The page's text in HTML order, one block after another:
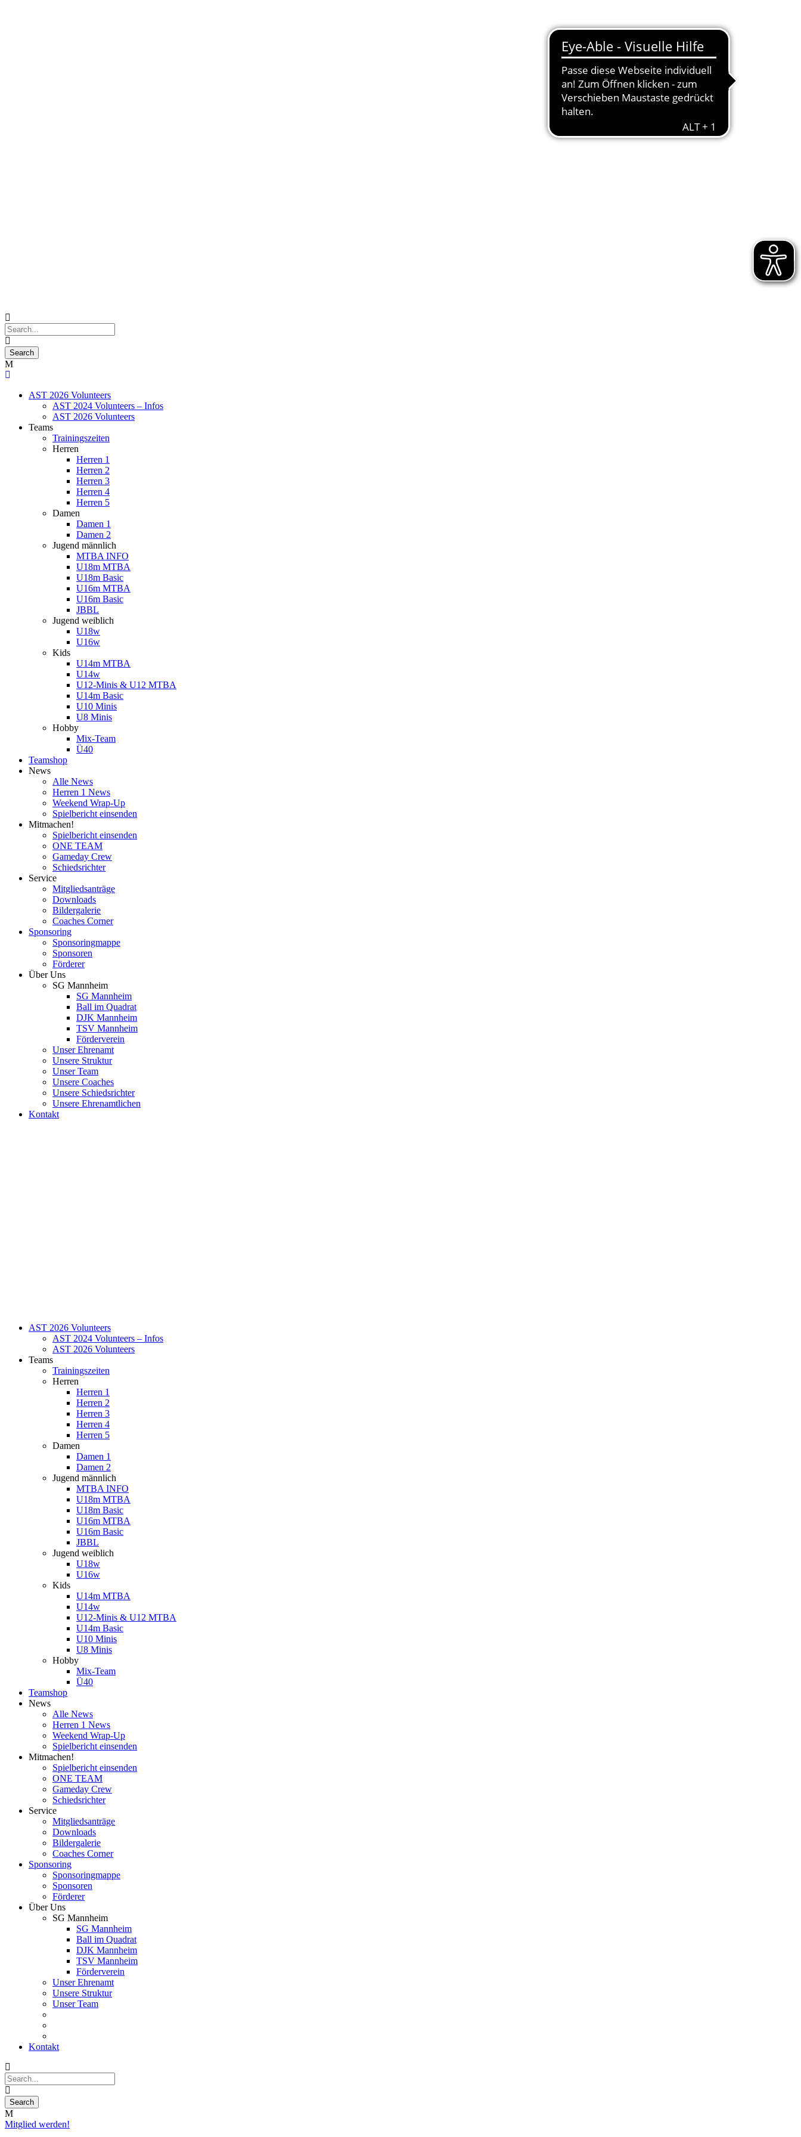
AST 2026 Volunteers
AST 2024 Volunteers – Infos
AST 2026 Volunteers
Teams
Trainingszeiten
Herren
Herren 1
Herren 2
Herren 3
Herren 4
Herren 5
Damen
Damen 1
Damen 2
Jugend männlich
MTBA INFO
U18m MTBA
U18m Basic
U16m MTBA
U16m Basic
JBBL
Jugend weiblich
U18w
U16w
Kids
U14m MTBA
U14w
U12-Minis & U12 MTBA
U14m Basic
U10 Minis
U8 Minis
Hobby
Mix-Team
Ü40
Teamshop
News
Alle News
Herren 1 News
Weekend Wrap-Up
Spielbericht einsenden
Mitmachen!
Spielbericht einsenden
ONE TEAM
Gameday Crew
Schiedsrichter
Service
Mitgliedsanträge
Downloads
Bildergalerie
Coaches Corner
Sponsoring
Sponsoringmappe
Sponsoren
Förderer
Über Uns
SG Mannheim
SG Mannheim
Ball im Quadrat
DJK Mannheim
TSV Mannheim
Förderverein
Unser Ehrenamt
Unsere Struktur
Unser Team
Unsere Coaches
Unsere Schiedsrichter
Unsere Ehrenamtlichen
Kontakt
AST 2026 Volunteers
AST 2024 Volunteers – Infos
AST 2026 Volunteers
Teams
Trainingszeiten
Herren
Herren 1
Herren 2
Herren 3
Herren 4
Herren 5
Damen
Damen 1
Damen 2
Jugend männlich
MTBA INFO
U18m MTBA
U18m Basic
U16m MTBA
U16m Basic
JBBL
Jugend weiblich
U18w
U16w
Kids
U14m MTBA
U14w
U12-Minis & U12 MTBA
U14m Basic
U10 Minis
U8 Minis
Hobby
Mix-Team
Ü40
Teamshop
News
Alle News
Herren 1 News
Weekend Wrap-Up
Spielbericht einsenden
Mitmachen!
Spielbericht einsenden
ONE TEAM
Gameday Crew
Schiedsrichter
Service
Mitgliedsanträge
Downloads
Bildergalerie
Coaches Corner
Sponsoring
Sponsoringmappe
Sponsoren
Förderer
Über Uns
SG Mannheim
SG Mannheim
Ball im Quadrat
DJK Mannheim
TSV Mannheim
Förderverein
Unser Ehrenamt
Unsere Struktur
Unser Team
Kontakt
Mitglied werden!